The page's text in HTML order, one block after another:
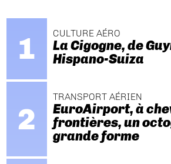
CULTURE AÉRO
La Cigogne, de
Hispano-Suiza
TRANSPORT AÉRIEN
EuroAirport, à
frontières, un
grande forme